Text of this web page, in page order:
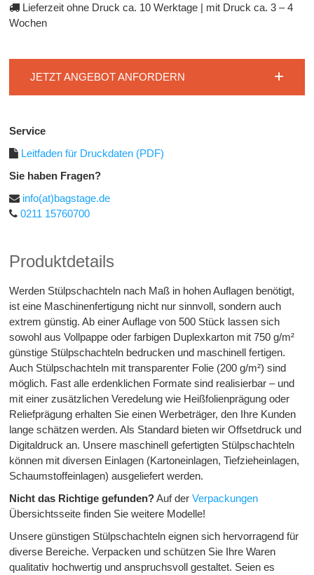
Lieferzeit ohne Druck ca. 10 Werktage | mit Druck ca. 3 – 4
Wochen
JETZT ANGEBOT ANFORDERN
Service
Leitfaden für Druckdaten (PDF)
Sie haben Fragen?
info(at)bagstage.de
0211 15760700
Produktdetails
Werden Stülpschachteln nach Maß in hohen Auflagen benötigt,
ist eine Maschinenfertigung nicht nur sinnvoll, sondern auch
extrem günstig. Ab einer Auflage von 500 Stück lassen sich
sowohl aus Vollpappe oder farbigen Duplexkarton mit 750 g/m²
günstige Stülpschachteln bedrucken und maschinell fertigen.
Auch Stülpschachteln mit transparenter Folie (200 g/m²) sind
möglich. Fast alle erdenklichen Formate sind realisierbar – und
mit einer zusätzlichen Veredelung wie Heißfolienprägung oder
Reliefprägung erhalten Sie einen Werbeträger, den Ihre Kunden
lange schätzen werden. Als Standard bieten wir Offsetdruck und
Digitaldruck an. Unsere maschinell gefertigten Stülpschachteln
können mit diversen Einlagen (Kartoneinlagen, Tiefzieheinlagen,
Schaumstoffeinlagen) ausgeliefert werden.
Nicht das Richtige gefunden?Auf derVerpackungen
Übersichtsseite finden Sie weitere Modelle!
Unsere günstigen Stülpschachteln eignen sich hervorragend für
diverse Bereiche. Verpacken und schützen Sie Ihre Waren
qualitativ hochwertig und anspruchsvoll gestaltet. Seien es